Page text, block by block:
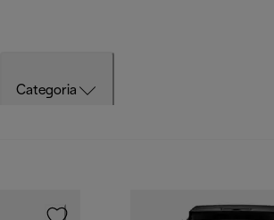
Categoria